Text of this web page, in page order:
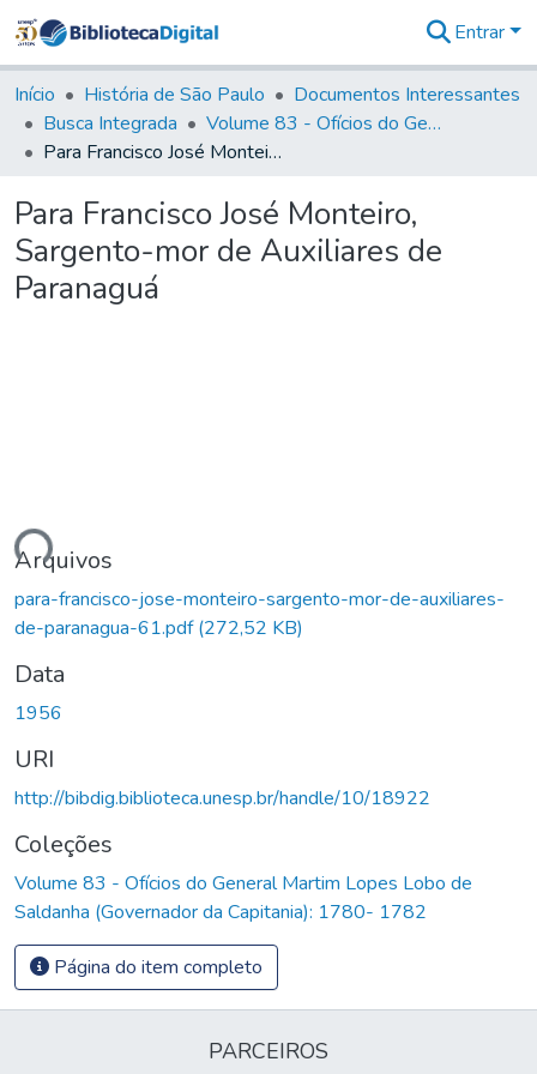
&
Coleções
Tudo na
Biblioteca
Estatísticas
Entrar
Início História de São Paulo
Documentos Interessantes
Busca Integrada
Volume 83 - Ofícios do General Martim Lopes Lobo de Saldanha (Governador da Capitania): 1780- 1782
Para Francisco José Monteiro, Sargento-mor de Auxiliares de Paranaguá
Para Francisco José Monteiro,
Sargento-mor de Auxiliares de
Paranaguá
Arquivos
para-francisco-jose-monteiro-sargento-mor-de-auxiliares-
de-paranagua-61.pdf(272,52 KB)
Data
1956
URI
http://bibdig.biblioteca.unesp.br/handle/10/18922
Coleções
Volume 83 - Ofícios do General Martim Lopes Lobo de
Saldanha (Governador da Capitania): 1780- 1782
Página do item completo
PARCEIROS